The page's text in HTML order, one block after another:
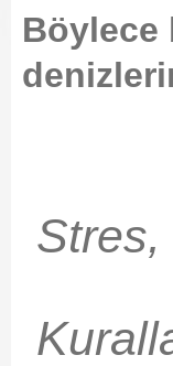
Böylece
Stres,